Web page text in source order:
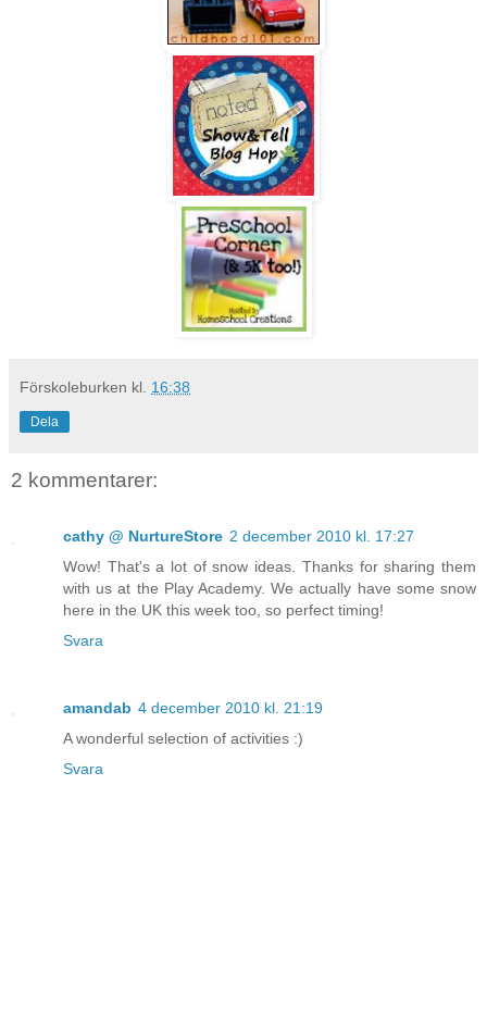
Förskoleburken kl. 16:38
Dela
2 kommentarer:
cathy @ NurtureStore 2 december 2010 kl. 17:27
Wow! That's a lot of snow ideas. Thanks for sharing them
with us at the Play Academy. We actually have some snow
here in the UK this week too, so perfect timing!
Svara
amandab 4 december 2010 kl. 21:19
A wonderful selection of activities :)
Svara